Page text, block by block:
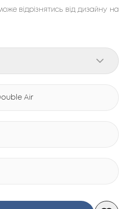
відрізнятись від дизайну на
Air